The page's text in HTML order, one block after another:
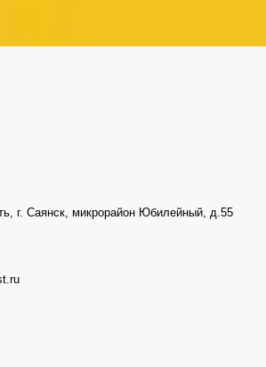
г. Саянск, микрорайон Юбилейный, д.55